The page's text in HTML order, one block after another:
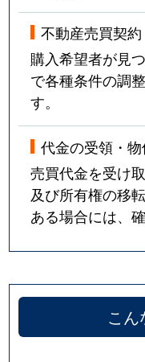
不動産売買契約
購入希望者が見
で各種条件の調
す。
代金の受領・
売買代金を受け
及び所有権の移
ある場合には、
こ